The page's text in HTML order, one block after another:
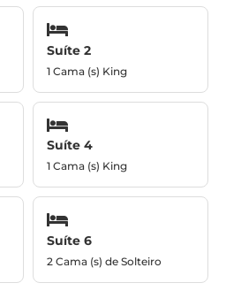
Suíte 2
1 Cama (s) King
Suíte 4
1 Cama (s) King
Suíte 6
2 Cama (s) de Solteiro